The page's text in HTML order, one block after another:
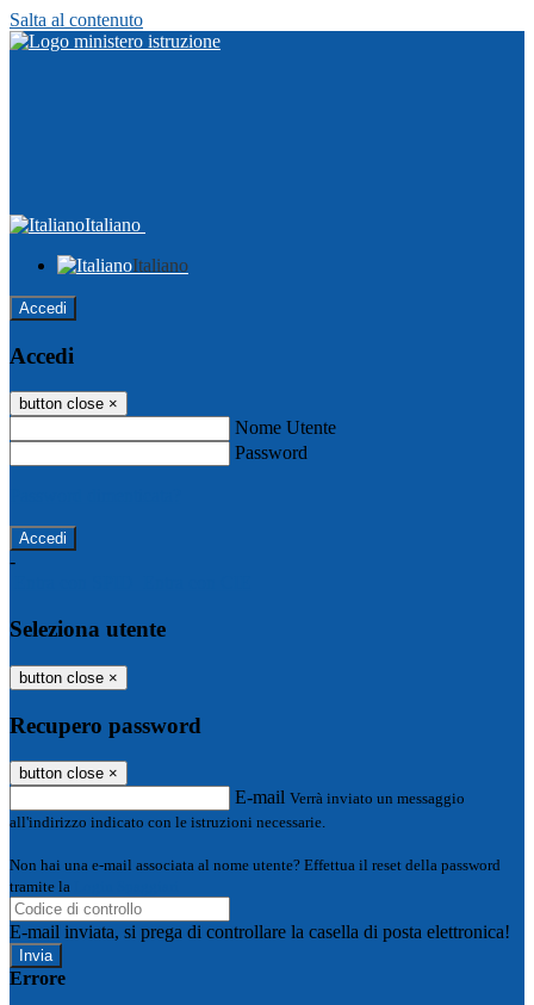
Salta al contenuto
Italiano
Italiano
Accedi
Accedi
button close ×
Nome Utente
Password
-
Seleziona utente
button close ×
Recupero password
button close ×
E-mail Verrà inviato un messaggio
all'indirizzo indicato con le istruzioni necessarie.
Non hai una e-mail associata al nome utente? Effettua il reset della password
tramite la
E-mail inviata, si prega di controllare la casella di posta elettronica!
Errore